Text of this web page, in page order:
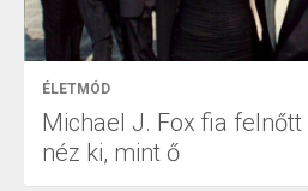
ÉLETMÓD
Michael J. Fox fia
néz ki, mint ő